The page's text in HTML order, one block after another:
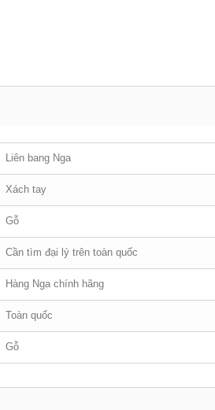
Liên bang Nga
Xách tay
Gỗ
Cần tìm đại lý trên toàn quốc
Hàng Nga chính hãng
Toàn quốc
Gỗ